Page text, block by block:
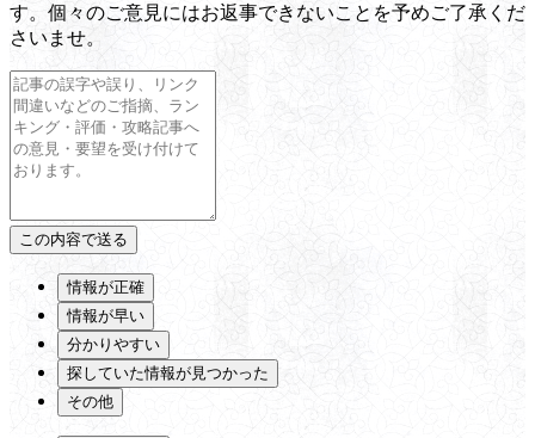
す。個々のご意見にはお返事できないことを予めご了承くだ
さいませ。
情報が正確
情報が早い
分かりやすい
探していた情報が見つかった
その他